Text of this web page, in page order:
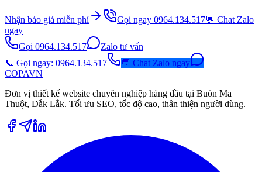
Nhận báo giá miễn phí Gọi ngay 0964.134.517💬 Chat Zalo
ngay
Gọi 0964.134.517
Zalo tư vấn
📞 Gọi ngay: 0964.134.517
💬 Chat Zalo ngay
COPAVN
Đơn vị thiết kế website chuyên nghiệp hàng đầu tại Buôn Ma
Thuột, Đắk Lắk. Tối ưu SEO, tốc độ cao, thân thiện người dùng.